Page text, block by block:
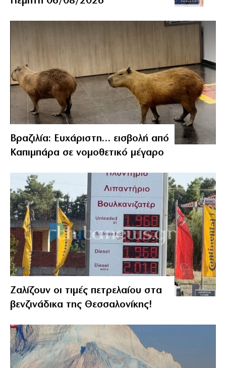
Βραζιλία: Ευχάριστη… εισβολή από
Καπιμπάρα σε νομοθετικό μέγαρο
Ζαλίζουν οι τιμές πετρελαίου στα
βενζινάδικα της Θεσσαλονίκης!